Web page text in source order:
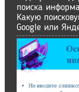
поиска
Какую
Google или